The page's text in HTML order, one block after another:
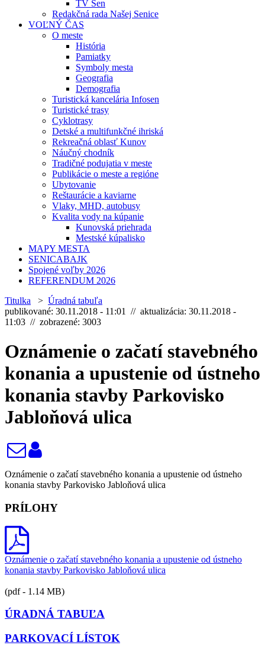
TV Sen
Redakčná rada Našej Senice
VOĽNÝ ČAS
O meste
História
Pamiatky
Symboly mesta
Geografia
Demografia
Turistická kancelária Infosen
Turistické trasy
Cyklotrasy
Detské a multifunkčné ihriská
Rekreačná oblasť Kunov
Náučný chodník
Tradičné podujatia v meste
Publikácie o meste a regióne
Ubytovanie
Reštaurácie a kaviarne
Vlaky, MHD, autobusy
Kvalita vody na kúpanie
Kunovská priehrada
Mestské kúpalisko
MAPY MESTA
SENICABAJK
Spojené voľby 2026
REFERENDUM 2026
Titulka > Úradná tabuľa
publikované: 30.11.2018 - 11:01 // aktualizácia: 30.11.2018 -
11:03 // zobrazené: 3003
Oznámenie o začatí stavebného
konania a upustenie od ústneho
konania stavby Parkovisko
Jabloňová ulica
Oznámenie o začatí stavebného konania a upustenie od ústneho
konania stavby Parkovisko Jabloňová ulica
PRÍLOHY
Oznámenie o začatí stavebného konania a upustenie od ústneho
konania stavby Parkovisko Jabloňová ulica
(pdf - 1.14 MB)
ÚRADNÁ TABUĽA
PARKOVACÍ LÍSTOK